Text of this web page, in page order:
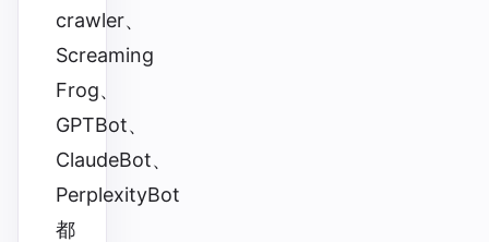
crawler、
Screaming
Frog、
GPTBot、
ClaudeBot、
PerplexityBot
都